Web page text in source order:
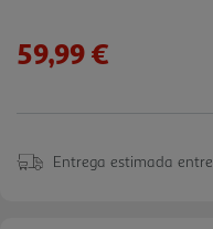
59,99 €
Entrega estimada entre